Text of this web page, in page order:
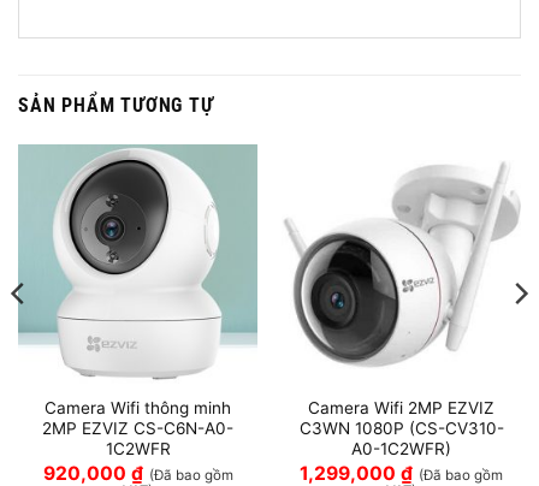
SẢN PHẨM TƯƠNG TỰ
Camera Wifi thông minh
2MP EZVIZ CS-C6N-A0-
1C2WFR
920,000 ₫ (Đã bao gồm
Camera Wifi 2MP EZVIZ
C3WN 1080P (CS-CV310-
A0-1C2WFR)
1,299,000 ₫ (Đã bao gồm